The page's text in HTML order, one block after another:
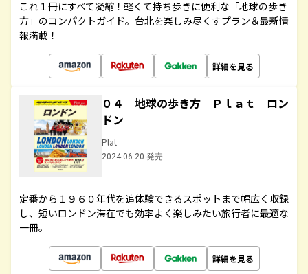
これ１冊にすべて凝縮！軽くて持ち歩きに便利な「地球の歩き
方」のコンパクトガイド。台北を楽しみ尽くすプラン＆最新情
報満載！
詳細を見る
０４ 地球の歩き方 Ｐｌａｔ ロン
ドン
Plat
2024.06.20 発売
定番から１９６０年代を追体験できるスポットまで幅広く収録
し、短いロンドン滞在でも効率よく楽しみたい旅行者に最適な
一冊。
詳細を見る